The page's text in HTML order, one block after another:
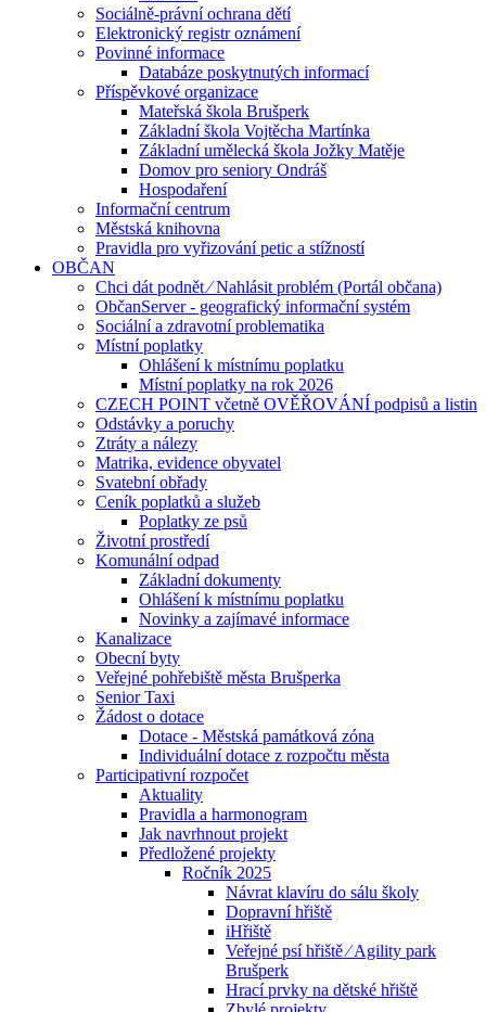
Sociálně-právní ochrana dětí
Elektronický registr oznámení
Povinné informace
Databáze poskytnutých informací
Příspěvkové organizace
Mateřská škola Brušperk
Základní škola Vojtěcha Martínka
Základní umělecká škola Jožky Matěje
Domov pro seniory Ondráš
Hospodaření
Informační centrum
Městská knihovna
Pravidla pro vyřizování petic a stížností
OBČAN
Chci dát podnět ⁄ Nahlásit problém (Portál občana)
ObčanServer - geografický informační systém
Sociální a zdravotní problematika
Místní poplatky
Ohlášení k místnímu poplatku
Místní poplatky na rok 2026
CZECH POINT včetně OVĚŘOVÁNÍ podpisů a listin
Odstávky a poruchy
Ztráty a nálezy
Matrika, evidence obyvatel
Svatební obřady
Ceník poplatků a služeb
Poplatky ze psů
Životní prostředí
Komunální odpad
Základní dokumenty
Ohlášení k místnímu poplatku
Novinky a zajímavé informace
Kanalizace
Obecní byty
Veřejné pohřebiště města Brušperka
Senior Taxi
Žádost o dotace
Dotace - Městská památková zóna
Individuální dotace z rozpočtu města
Participativní rozpočet
Aktuality
Pravidla a harmonogram
Jak navrhnout projekt
Předložené projekty
Ročník 2025
Návrat klavíru do sálu školy
Dopravní hřiště
iHřiště
Veřejné psí hřiště ⁄ Agility park
Brušperk
Hrací prvky na dětské hřiště